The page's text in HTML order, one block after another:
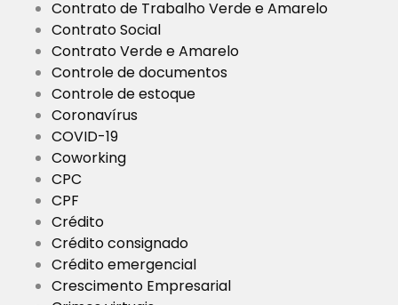
Contrato de Trabalho Verde e Amarelo
Contrato Social
Contrato Verde e Amarelo
Controle de documentos
Controle de estoque
Coronavírus
COVID-19
Coworking
CPC
CPF
Crédito
Crédito consignado
Crédito emergencial
Crescimento Empresarial